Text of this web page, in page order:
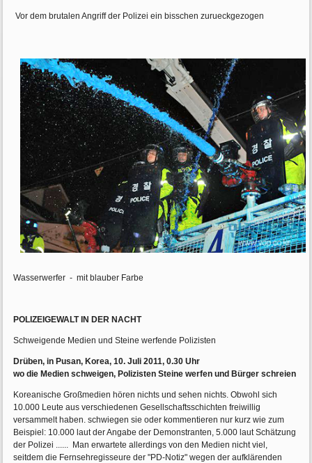
Vor dem brutalen Angriff der Polizei ein bisschen zurueckgezogen
Wasserwerfer - mit blauber Farbe
POLIZEIGEWALT IN DER NACHT
Schweigende Medien und Steine werfende Polizisten
Drüben, in Pusan, Korea, 10. Juli 2011, 0.30 Uhr
wo die Medien schweigen, Polizisten Steine werfen und Bürger schreien
Koreanische Großmedien hören nichts und sehen nichts. Obwohl sich
10.000 Leute aus verschiedenen Gesellschaftsschichten freiwillig
versammelt haben. schwiegen sie oder kommentieren nur kurz wie zum
Beispiel: 10.000 laut der Angabe der Demonstranten, 5.000 laut Schätzung
der Polizei ...... Man erwartete allerdings von den Medien nicht viel,
seitdem die Fernsehregisseure der "PD-Notiz" wegen der aufklärenden